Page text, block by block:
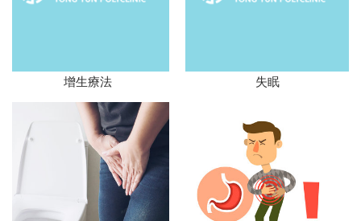
增生療法 失眠